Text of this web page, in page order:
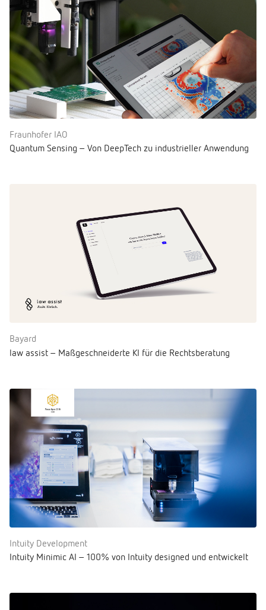
Fraunhofer IAO
Quantum Sensing – Von DeepTech zu industrieller Anwendung
Bayard
law assist – Maßgeschneiderte KI für die Rechtsberatung
Intuity Development
Intuity Minimic AI – 100% von Intuity designed und entwickelt